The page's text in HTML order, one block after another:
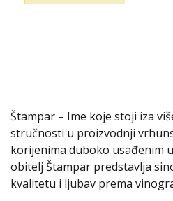
Štampar – Ime koje stoji iza
stručnosti u proizvodnji
korijenima duboko usađenim
obitelj Štampar predstavlja
kvalitetu i ljubav prema